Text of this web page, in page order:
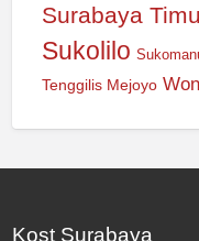
Surabaya
Sukolilo
Tenggilis Mejoyo
Kost Surabaya